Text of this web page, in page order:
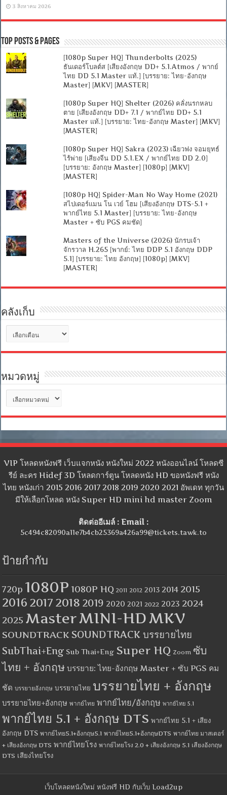
3 สิงหาคม 2026
Top Posts & Pages
[1080p Super HQ] Thunderbolts (2025)
ธันเดอร์โบลต์ส [เสียงอังกฤษ DD+ 5.1.Atmos / พากย์
ไทย DD 5.1 Master แท้.] [บรรยาย: ไทย-อังกฤษ
Master] [MKV] [MASTER]
[1080p Super HQ] Shelter (2026) คลั่งนรกหลบ
ตาย [เสียงอังกฤษ DD+ 7.1 / พากย์ไทย DD+ 5.1
Master แท้.] [บรรยาย: ไทย-อังกฤษ Master] [MKV]
[MASTER]
[1080p Super HQ] Sakra (2023) เฉียวฟง จอมยุทธ์
ไร้พ่าย [เสียงจีน DD 5.1.EX / พากย์ไทย DD 2.0]
[บรรยาย: อังกฤษ Master] [1080p] [MKV]
[MASTER]
[1080p HQ] Spider-Man No Way Home (2021)
สไปเดอร์แมน โน เวย์ โฮม [เสียงอังกฤษ DTS-5.1 +
พากย์ไทย 5.1 Master] [บรรยาย: ไทย-อังกฤษ
Master + ซับ PGS คมชัด]
Masters of the Universe (2026) นักรบเจ้า
จักรวาล H.265 [พากย์: ไทย DDP 5.1 อังกฤษ DDP
5.1] [บรรยาย: ไทย อังกฤษ] [1080p] [MKV]
[MASTER]
คลังเก็บ
เก็บ
หมวดหมู่
หมู่
VIP โหลดหนังฟรี เว็บแจกหนัง หนังใหม่ 2022 หนังออนไลน์ โหลดซี
รีย์ ละคร Hidef 3D โหลดการ์ตูน โหลดหนัง HD ขอหนังฟรี หนัง
ไทย หนังเก่า 2015 2016 2017 2018 2019 2020 2021 อัพเดท ทุกวัน
มีให้เลือกโหลด หนัง Super HD mini hd master Zoom
ติดต่ออีเมล์ : Email :
5c494c82090a11e7b4cb25369a426a99@tickets.tawk.to
ป้ายกำกับ
720p 1080P 1080P HQ 2011 2012 2013 2014 2015
2016 2017 2018 2019 2020 2021 2022 2023 2024
2025 MasterMINI-HDMKV
SOUNDTRACK SOUNDTRACK บรรยายไทย
SubThai+Eng Sub Thai+Eng Super HQ Zoom ซับ
ไทย + อังกฤษ บรรยาย: ไทย-อังกฤษ Master + ซับ PGS คม
ชัด บรรยายอังกฤษ บรรยายไทย บรรยายไทย + อังกฤษ
บรรยายไทย+อังกฤษ พากย์ไทย พากย์ไทย/อังกฤษ พากย์ไทย 5.1
พากย์ไทย 5.1 + อังกฤษ DTS พากย์ไทย 5.1 + เสียง
อังกฤษ DTS พากย์ไทย5.1+อังกฤษ5.1 พากย์ไทย5.1+อังกฤษDTS พากย์ไทย มาสเตอร์
+ เสียงอังกฤษ DTS พากย์ไทยโรง พากย์ไทยโรง 2.0 + เสียงอังกฤษ 5.1 เสียงอังกฤษ
DTS เสียงไทยโรง
เว็บโหลดหนังใหม่ หนังฟรี HD กับเว็บ Load2up